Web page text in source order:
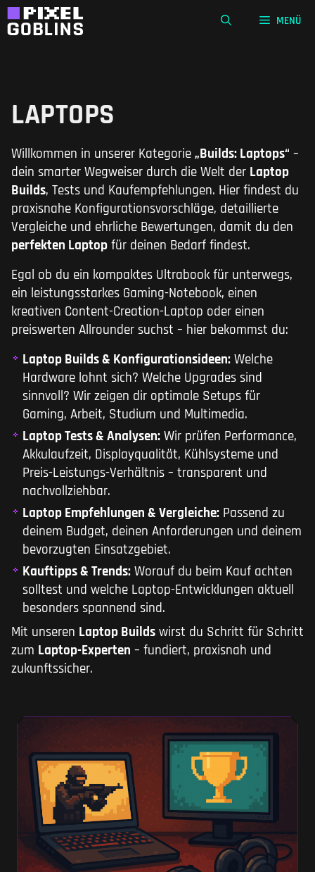
Zum
Inhalt
MENÜ
LAPTOPS
Willkommen in unserer Kategorie „Builds: Laptops“ –
dein smarter Wegweiser durch die Welt der Laptop
Builds, Tests und Kaufempfehlungen. Hier findest du
praxisnahe Konfigurationsvorschläge, detaillierte
Vergleiche und ehrliche Bewertungen, damit du den
perfekten Laptop für deinen Bedarf findest.
Egal ob du ein kompaktes Ultrabook für unterwegs,
ein leistungsstarkes Gaming-Notebook, einen
kreativen Content-Creation-Laptop oder einen
preiswerten Allrounder suchst – hier bekommst du:
Laptop Builds & Konfigurationsideen: Welche
Hardware lohnt sich? Welche Upgrades sind
sinnvoll? Wir zeigen dir optimale Setups für
Gaming, Arbeit, Studium und Multimedia.
Laptop Tests & Analysen: Wir prüfen Performance,
Akkulaufzeit, Displayqualität, Kühlsysteme und
Preis-Leistungs-Verhältnis – transparent und
nachvollziehbar.
Laptop Empfehlungen & Vergleiche: Passend zu
deinem Budget, deinen Anforderungen und deinem
bevorzugten Einsatzgebiet.
Kauftipps & Trends: Worauf du beim Kauf achten
solltest und welche Laptop-Entwicklungen aktuell
besonders spannend sind.
Mit unseren Laptop Builds wirst du Schritt für Schritt
zum Laptop-Experten – fundiert, praxisnah und
zukunftssicher.